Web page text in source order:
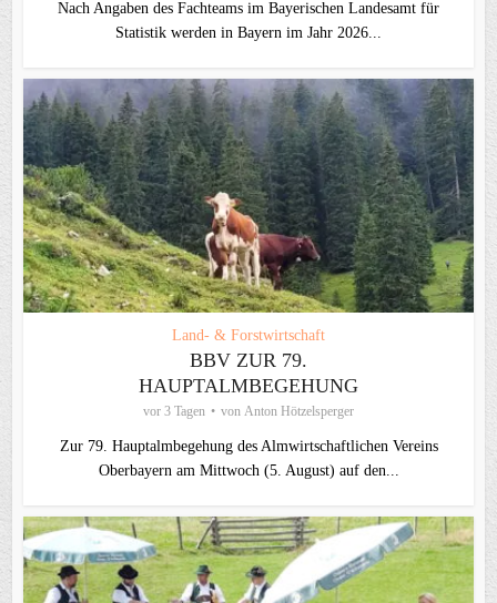
Nach Angaben des Fachteams im Bayerischen Landesamt für
Statistik werden in Bayern im Jahr 2026...
Land- & Forstwirtschaft
BBV ZUR 79.
HAUPTALMBEGEHUNG
vor 3 Tagen von Anton Hötzelsperger
Zur 79. Hauptalmbegehung des Almwirtschaftlichen Vereins
Oberbayern am Mittwoch (5. August) auf den...